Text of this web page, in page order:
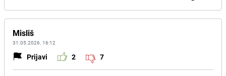
Misliš
31.05.2026. 16:12
Prijavi 2 7